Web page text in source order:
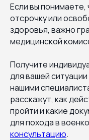
Если вы понимаете,
отсрочку или
здоровья, важно
медицинской
Получите
для вашей
нашими
расскажут, как
пройти и какие
для похода в
консультацию.